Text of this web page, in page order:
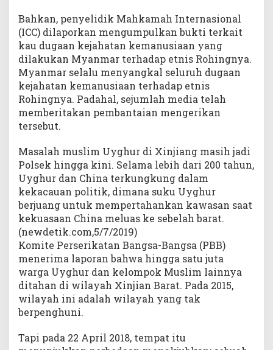
Bahkan, penyelidik Mahkamah Internasional
(ICC) dilaporkan mengumpulkan bukti terkait
kau dugaan kejahatan kemanusiaan yang
dilakukan Myanmar terhadap etnis Rohingnya.
Myanmar selalu menyangkal seluruh dugaan
kejahatan kemanusiaan terhadap etnis
Rohingnya. Padahal, sejumlah media telah
memberitakan pembantaian mengerikan
tersebut.
Masalah muslim Uyghur di Xinjiang masih jadi
Polsek hingga kini. Selama lebih dari 200 tahun,
Uyghur dan China terkungkung dalam
kekacauan politik, dimana suku Uyghur
berjuang untuk mempertahankan kawasan saat
kekuasaan China meluas ke sebelah barat.
(newdetik.com,5/7/2019)
Komite Perserikatan Bangsa-Bangsa (PBB)
menerima laporan bahwa hingga satu juta
warga Uyghur dan kelompok Muslim lainnya
ditahan di wilayah Xinjian Barat. Pada 2015,
wilayah ini adalah wilayah yang tak
berpenghuni.
Tapi pada 22 April 2018, tempat itu